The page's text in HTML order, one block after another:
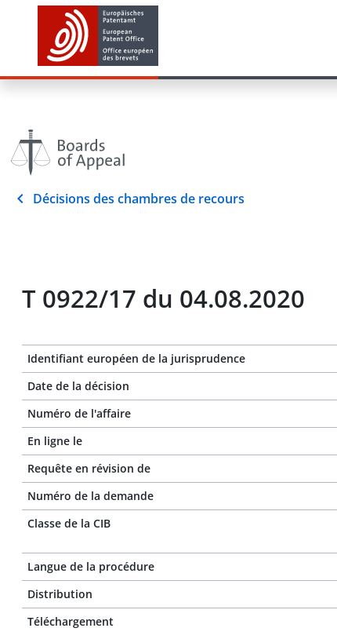
Décisions des chambres de recours
T 0922/17 du 04.08.2020
Identifiant européen de la jurisprudence
Date de la décision
Numéro de l'affaire
En ligne le
Requête en révision de
Numéro de la demande
Classe de la CIB
Langue de la procédure
Distribution
Téléchargement